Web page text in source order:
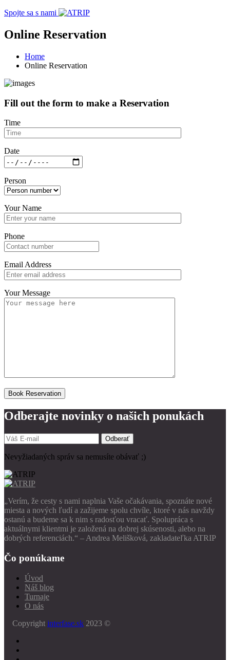
Spojte sa s nami
Online Reservation
Home
Online Reservation
Fill out the form to make a Reservation
Time
Date
Person
Your Name
Phone
Email Address
Your Message
Book Reservation
Odberajte novinky o našich ponukách
Odberať
Nevyžiadaných správ sa nemusíte obávať ;)
„Verím, že cesty s nami naplnia Vaše očakávania, spoznáte nové
miesta a nových ľudí a zažijeme spolu chvíle, ktoré v nás navždy
ostanú a budeme sa k nim s radosťou vracať. Spolupráca s
aktuálnymi klientmi je založená na dobrej skúsenosti, alebo na
dobrých referenciách.“ – Andrea Melišková, zakladateľka ATRIP
Čo ponúkame
Úvod
Náš blog
Turnaje
O nás
Copyright interfase.sk 2023 ©